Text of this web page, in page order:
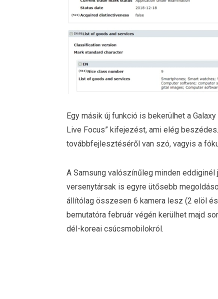
Egy másik új funkció is bekerülhet a
Live Focus” kifejezést, ami elég
továbbfejlesztéséről van szó, vagyis a
A Samsung valószínűleg minden
versenytársak is egyre ütősebb
állítólag összesen 6 kamera lesz (2 elöl
bemutatóra február végén kerülhet majd
dél-koreai csúcsmobilokról.